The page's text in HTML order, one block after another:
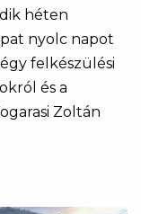
héten
nyolc napot
felkészülési
és a
Zoltán